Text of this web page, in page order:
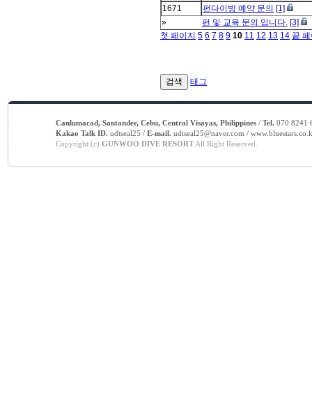
1671
펀다이빙 예약 문의 [1]
»
펀 및 교육 문의 입니다. [3]
첫 페이지 5 6 7 8 9 10 11 12 13 14 끝
검색 태그
Canlumacad, Santander, Cebu, Central Visayas, Philippines / Tel. 070 8241
Kakao Talk ID. udtseal25 / E-mail. udtseal25@naver.com /
Copyright (c) GUNWOO DIVE RESORT All Right Reserved.